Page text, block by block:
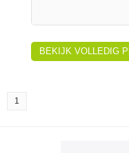
BEKIJK VOLLEDIG
1